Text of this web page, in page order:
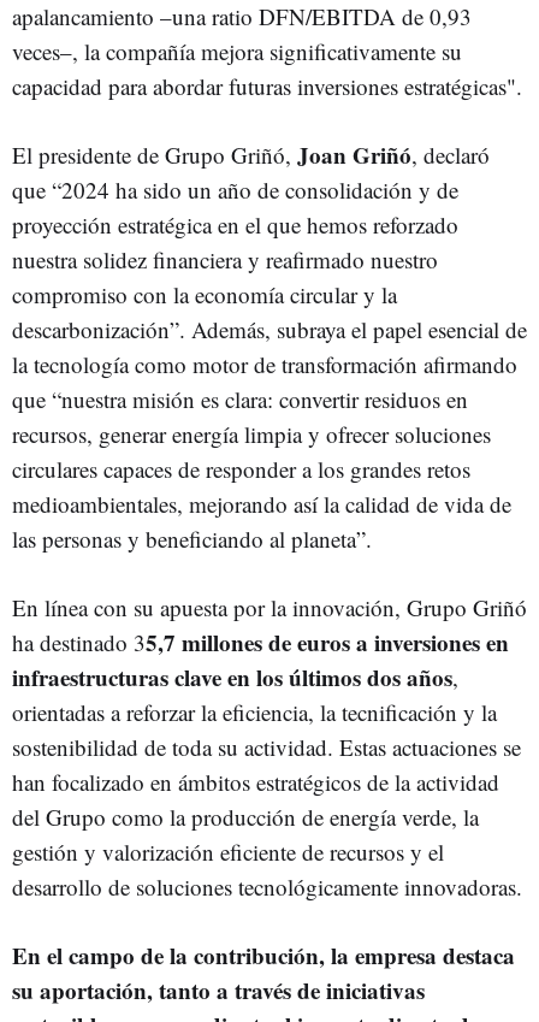
apalancamiento –una ratio DFN/EBITDA de 0,93
veces–, la compañía mejora significativamente su
capacidad para abordar futuras inversiones estratégicas".
El presidente de Grupo Griñó, Joan Griñó, declaró
que “2024 ha sido un año de consolidación y de
proyección estratégica en el que hemos reforzado
nuestra solidez financiera y reafirmado nuestro
compromiso con la economía circular y la
descarbonización”. Además, subraya el papel esencial de
la tecnología como motor de transformación afirmando
que “nuestra misión es clara: convertir residuos en
recursos, generar energía limpia y ofrecer soluciones
circulares capaces de responder a los grandes retos
medioambientales, mejorando así la calidad de vida de
las personas y beneficiando al planeta”.
En línea con su apuesta por la innovación, Grupo Griñó
ha destinado 35,7 millones de euros a inversiones en
infraestructuras clave en los últimos dos años,
orientadas a reforzar la eficiencia, la tecnificación y la
sostenibilidad de toda su actividad. Estas actuaciones se
han focalizado en ámbitos estratégicos de la actividad
del Grupo como la producción de energía verde, la
gestión y valorización eficiente de recursos y el
desarrollo de soluciones tecnológicamente innovadoras.
En el campo de la contribución, la empresa destaca
su aportación, tanto a través de iniciativas